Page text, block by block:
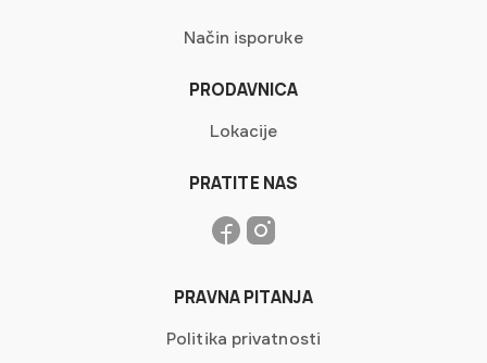
Način isporuke
PRODAVNICA
Lokacije
PRATITE NAS
PRAVNA PITANJA
Politika privatnosti